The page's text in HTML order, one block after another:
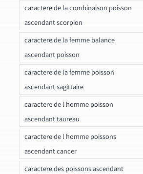
caractere de la combinaison poisson
ascendant scorpion
caractere de la femme balance
ascendant poisson
caractere de la femme poisson
ascendant sagittaire
caractere de l homme poisson
ascendant taureau
caractere de l homme poissons
ascendant cancer
caractere des poissons ascendant